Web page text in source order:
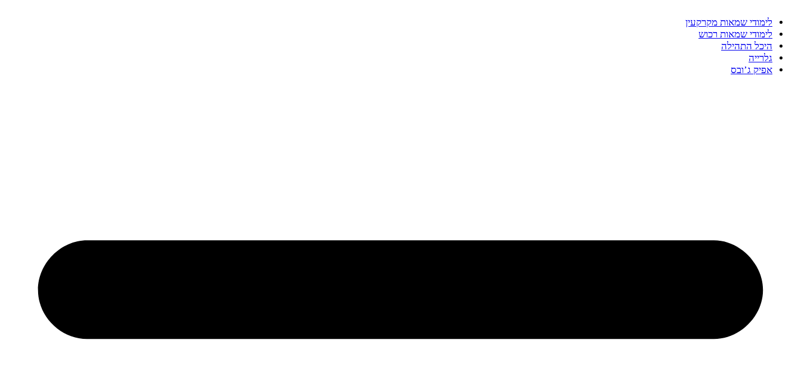
לימודי שמאות מקרקעין
לימודי שמאות רכוש
היכל התהילה
גלרייה
אפיק ג’ובס